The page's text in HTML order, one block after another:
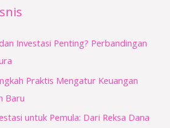
Investasi Penting? Perbandingan
Praktis Mengatur Keuangan
Baru
untuk Pemula: Dari Reksa Dana